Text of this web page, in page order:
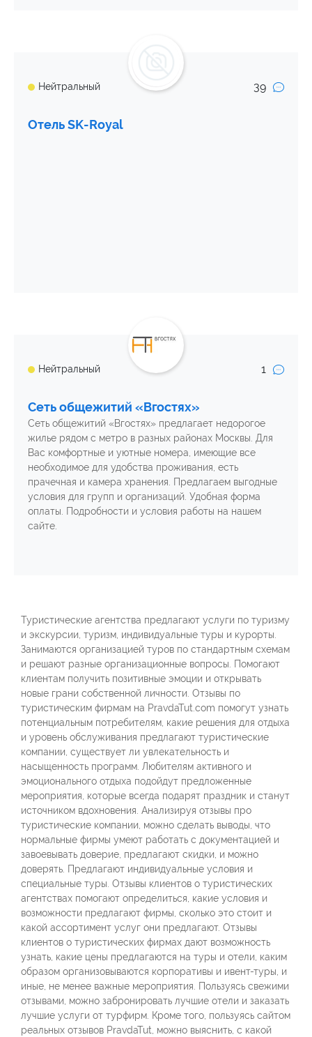
Нейтральный 39
Отель SK-Royal
Нейтральный 1
Сеть общежитий «Вгостях»
Сеть общежитий «Вгостях» предлагает недорогое
жилье рядом с метро в разных районах Москвы. Для
Вас комфортные и уютные номера, имеющие все
необходимое для удобства проживания, есть
прачечная и камера хранения. Предлагаем выгодные
условия для групп и организаций. Удобная форма
оплаты. Подробности и условия работы на нашем
сайте.
Туристические агентства предлагают услуги по туризму
и экскурсии, туризм, индивидуальные туры и курорты.
Занимаются организацией туров по стандартным схемам
и решают разные организационные вопросы. Помогают
клиентам получить позитивные эмоции и открывать
новые грани собственной личности. Отзывы по
туристическим фирмам на PravdaTut.com помогут узнать
потенциальным потребителям, какие решения для отдыха
и уровень обслуживания предлагают туристические
компании, существует ли увлекательность и
насыщенность программ. Любителям активного и
эмоционального отдыха подойдут предложенные
мероприятия, которые всегда подарят праздник и станут
источником вдохновения. Анализируя отзывы про
туристические компании, можно сделать выводы, что
нормальные фирмы умеют работать с документацией и
завоевывать доверие, предлагают скидки, и можно
доверять. Предлагают индивидуальные условия и
специальные туры. Отзывы клиентов о туристических
агентствах помогают определиться, какие условия и
возможности предлагают фирмы, сколько это стоит и
какой ассортимент услуг они предлагают. Отзывы
клиентов о туристических фирмах дают возможность
узнать, какие цены предлагаются на туры и отели, каким
образом организовываются корпоративы и ивент-туры, и
иные, не менее важные мероприятия. Пользуясь свежими
отзывами, можно забронировать лучшие отели и заказать
лучшие услуги от турфирм. Кроме того, пользуясь сайтом
реальных отзывов PravdaTut, можно выяснить, с какой